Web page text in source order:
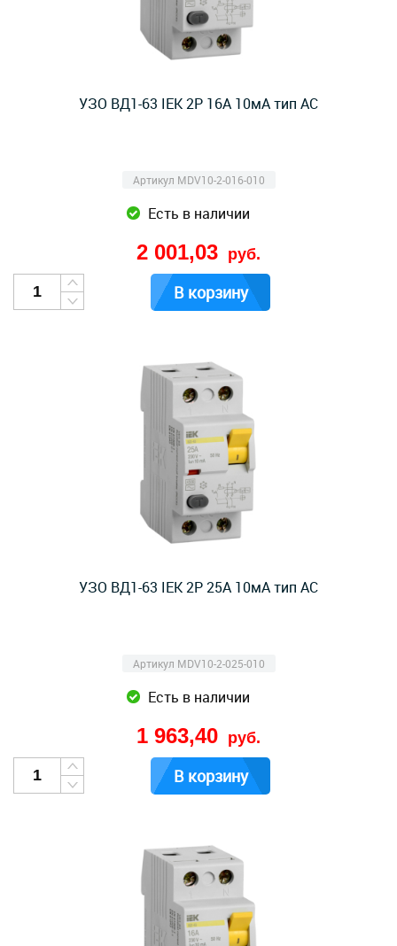
УЗО ВД1-63 IEK 2Р 16А 10мА тип AC
Артикул MDV10-2-016-010
Есть в наличии
2 001,03 руб.
В корзину
УЗО ВД1-63 IEK 2Р 25А 10мА тип AC
Артикул MDV10-2-025-010
Есть в наличии
1 963,40 руб.
В корзину